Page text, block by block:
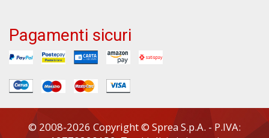
Pagamenti sicuri
© 2008-2026 Copyright © Sprea S.p.A. - P.IVA: